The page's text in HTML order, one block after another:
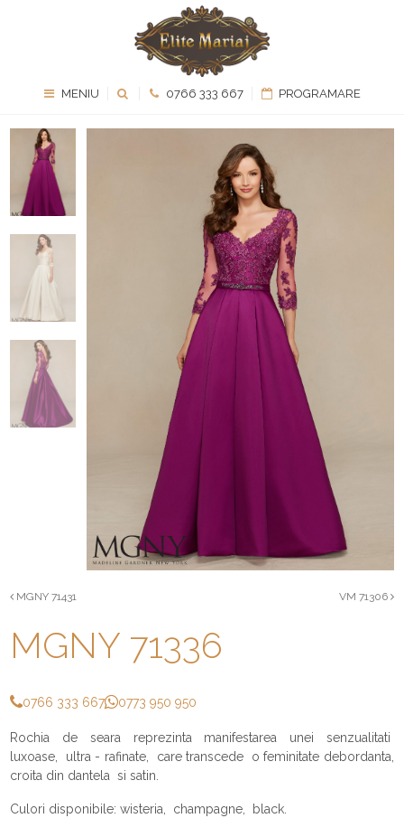
MENIU 0766 333 667 PROGRAMARE
MGNY 71431 VM 71306
MGNY 71336
0766 333 667 0773 950 950
Rochia de seara reprezinta manifestarea unei senzualitati
luxoase, ultra - rafinate, care transcede o feminitate debordanta,
croita din dantela si satin.
Culori disponibile:wisteria, champagne, black.